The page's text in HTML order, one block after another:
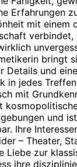
Erfahrungen
mit einem
bringt
Details und
in jedes
mit
und
Ihre
– Theater,
Liebe zur
ihre